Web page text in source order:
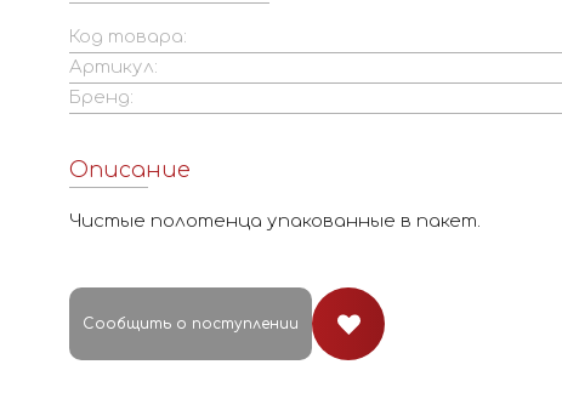
Код товара:
Артикул:
Бренд:
Описание
Чистые полотенца упакованные в пакет.
Сообщить о поступлении